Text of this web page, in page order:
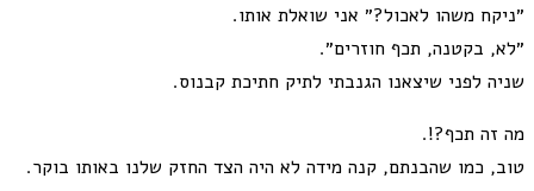
״ניקח משהו לאכול?״ אני שואלת אותו.
״לא, בקטנה, תכף חוזרים״.
שניה לפני שיצאנו הגנבתי לתיק חתיכת קבנוס.
מה זה תכף?!.
טוב, כמו שהבנתם, קנה מידה לא היה הצד החזק שלנו באותו בוקר.